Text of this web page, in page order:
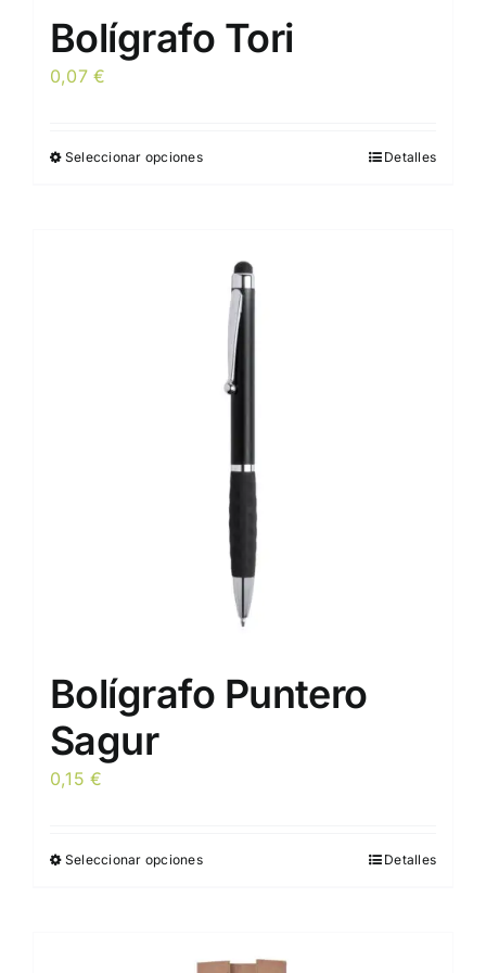
Bolígrafo Tori
0,07€
Seleccionar opcionesEste
variantes.
Las
opciones
pueden
página
producto
Detalles
Bolígrafo Puntero
Sagur
0,15€
Seleccionar opcionesEste
Detalles